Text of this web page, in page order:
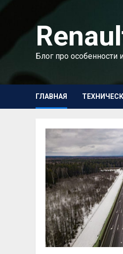
содержимому
Блог про особенности
ГЛАВНАЯ